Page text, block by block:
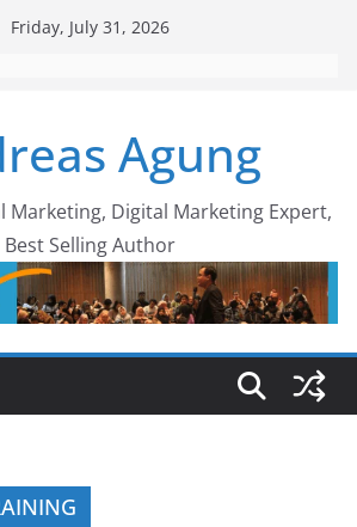
Friday, July 31, 2026
Agung
Marketing, Digital Marketing Expert,
Best Selling Author